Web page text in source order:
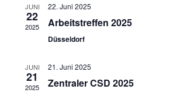
JUNI
22
2025
22. Juni 2025
Arbeitstreffen 2025
Düsseldorf
JUNI
21
2025
21. Juni 2025
Zentraler CSD 2025